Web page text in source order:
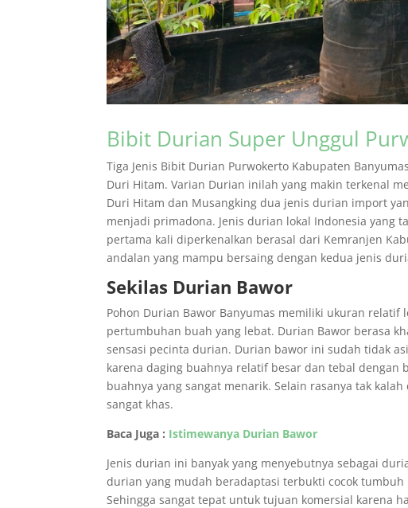
Bibit Durian Super Unggul
Tiga Jenis Bibit Durian Purwokerto Kabupaten
Duri Hitam. Varian Durian inilah yang makin terkenal
Duri Hitam dan Musangking dua jenis durian import
menjadi primadona. Jenis durian lokal Indonesia yang
pertama kali diperkenalkan berasal dari Kemranjen
andalan yang mampu bersaing dengan kedua jenis
Sekilas Durian Bawor
Pohon Durian Bawor Banyumas memiliki ukuran
pertumbuhan buah yang lebat. Durian Bawor berasa
sensasi pecinta durian. Durian bawor ini sudah tidak
karena daging buahnya relatif besar dan tebal dengan
buahnya yang sangat menarik. Selain rasanya tak
sangat khas.
Baca Juga : Istimewanya Durian Bawor
Jenis durian ini banyak yang menyebutnya sebagai
durian yang mudah beradaptasi terbukti cocok
Sehingga sangat tepat untuk tujuan komersial karena